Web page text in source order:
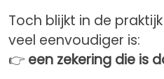
Toch blijkt in de
veel eenvoudiger is:
👉 een zekering die is